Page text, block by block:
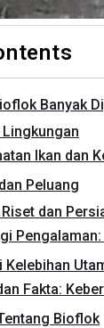
Banyak
Ikan dan
Peluang
dan
Kelebihan
Fakta:
Bioflok